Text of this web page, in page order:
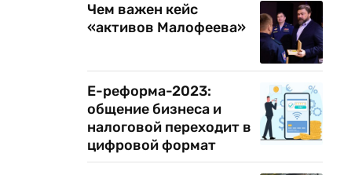
Чем важен кейс
«активов Малофеева»
Е-реформа-2023:
общение бизнеса и
налоговой переходит в
цифровой формат